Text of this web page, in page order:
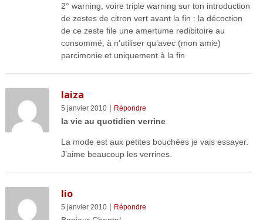
2° warning, voire triple warning sur ton introduction
de zestes de citron vert avant la fin : la décoction
de ce zeste file une amertume redibitoire au
consommé, à n’utiliser qu’avec (mon amie)
parcimonie et uniquement à la fin
laiza
5 janvier 2010| Répondre
la vie au quotidien verrine
La mode est aux petites bouchées je vais essayer.
J’aime beaucoup les verrines.
lio
5 janvier 2010| Répondre